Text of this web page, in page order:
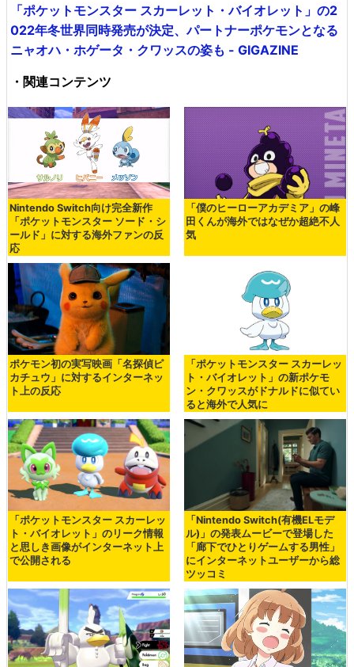
「ポケットモンスター スカーレット・バイオレット」の2
022年冬世界同時発売が決定、パートナーポケモンとなる
ニャオハ・ホゲータ・クワッスの姿も - GIGAZINE
・関連コンテンツ
Nintendo Switch向け完全新作
「ポケットモンスター ソード・シ
ールド」に対する海外ファンの反
応
「僕のヒーローアカデミア」の峰
田くんが海外ではなぜか超絶不人
気
ポケモン初の実写映画「名探偵ピ
カチュウ」に対するインターネッ
ト上の反応
「ポケットモンスター スカーレッ
ト・バイオレット」の新ポケモ
ン・クワッスがドナルドに似てい
ると海外で人気に
「ポケットモンスター スカーレッ
ト・バイオレット」のリーク情報
と思しき画像がインターネット上
で公開される
「Nintendo Switch(有機ELモデ
ル)」の発表ムービーで登場した
「廊下でひとりゲームする男性」
にインターネットユーザーから総
ツッコミ